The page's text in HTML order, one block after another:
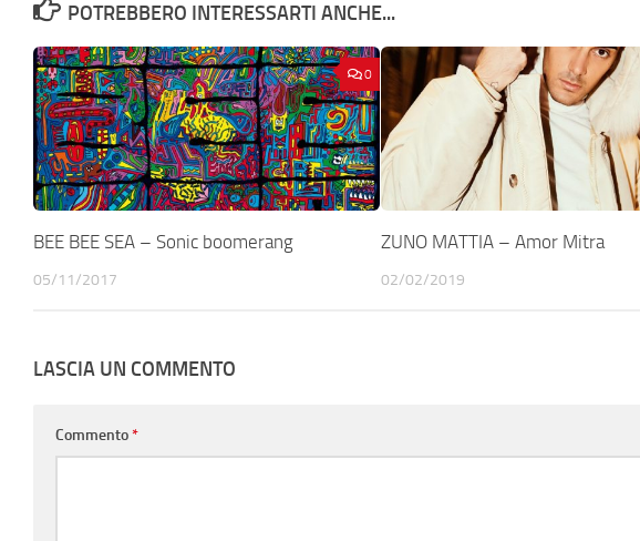
POTREBBERO INTERESSARTI ANCHE...
0
BEE BEE SEA – Sonic boomerang
05/11/2017
ZUNO MATTIA – Amor Mitra
02/02/2019
LASCIA UN COMMENTO
Commento*